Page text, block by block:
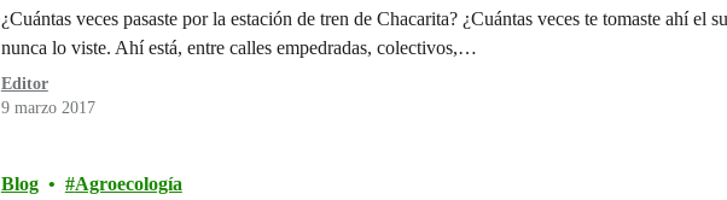
¿Cuántas veces pasaste por la estación de tren de Chacarita? ¿Cuántas veces te tomaste ahí el
nunca lo viste. Ahí está, entre calles empedradas, colectivos,…
Editor
9 marzo 2017
Blog Agroecología